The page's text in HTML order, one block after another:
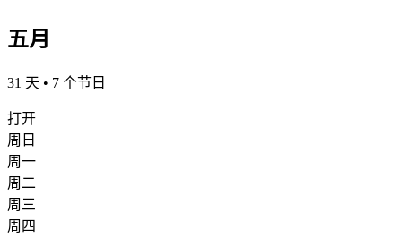
五月
31 天 • 7 个节日
打开
周日
周一
周二
周三
周四